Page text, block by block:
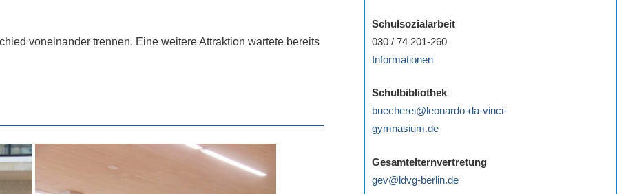
voneinander trennen. Eine weitere Attraktion wartete bereits
Schulsozialarbeit
030 / 74 201-260
Informationen
Schulbibliothek
buecherei@leonardo-da-vinci-
gymnasium.de
Gesamtelternvertretung
gev@ldvg-berlin.de